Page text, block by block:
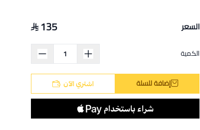
السعر 135
الكمية
إضافة للسلة اشتري الآن